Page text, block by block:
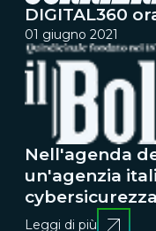
DIGITAL360
01 giugno 2021
Nell'agenda
un'agenzia
Leggi di più